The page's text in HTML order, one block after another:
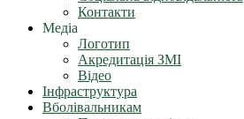
Контакти
Медіа
Логотип
Акредитація ЗМІ
Відео
Інфраструктура
Вболівальникам